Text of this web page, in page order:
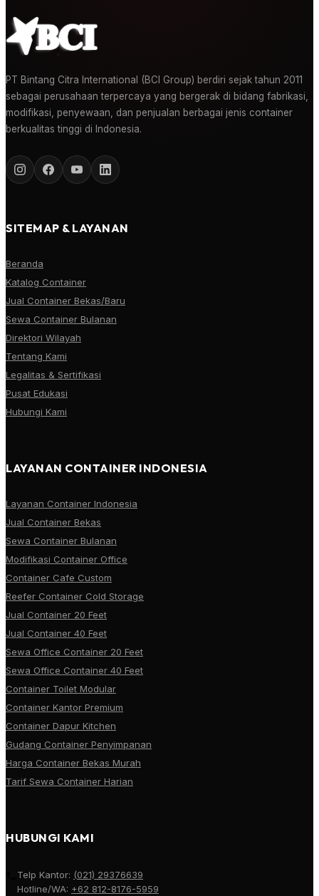
PT Bintang Citra International (BCI Group) berdiri sejak tahun 2011
sebagai perusahaan terpercaya yang bergerak di bidang fabrikasi,
modifikasi, penyewaan, dan penjualan berbagai jenis container
berkualitas tinggi di Indonesia.
SITEMAP & LAYANAN
Beranda
Katalog Container
Jual Container Bekas/Baru
Sewa Container Bulanan
Direktori Wilayah
Tentang Kami
Legalitas & Sertifikasi
Pusat Edukasi
Hubungi Kami
LAYANAN CONTAINER INDONESIA
Layanan Container Indonesia
Jual Container Bekas
Sewa Container Bulanan
Modifikasi Container Office
Container Cafe Custom
Reefer Container Cold Storage
Jual Container 20 Feet
Jual Container 40 Feet
Sewa Office Container 20 Feet
Sewa Office Container 40 Feet
Container Toilet Modular
Container Kantor Premium
Container Dapur Kitchen
Gudang Container Penyimpanan
Harga Container Bekas Murah
Tarif Sewa Container Harian
HUBUNGI KAMI
Telp Kantor: (021) 29376639
Hotline/WA: +62 812-8176-5959